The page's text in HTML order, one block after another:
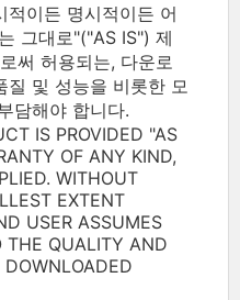
적이든 명시적이든 어
그대로"("AS IS") 제
써 허용되는, 다운로
질 및 성능을 비롯한 모
담해야 합니다.
IS PROVIDED "AS
OF ANY KIND,
WITHOUT
EXTENT
USER ASSUMES
THE QUALITY AND
DOWNLOADED